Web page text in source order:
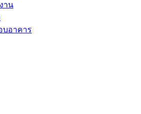
าน
บอาคาร